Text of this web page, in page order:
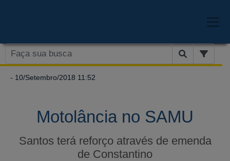
- 10/Setembro/2018 11:52
Motolância no SAMU
Santos terá reforço através de emenda
de Constantino